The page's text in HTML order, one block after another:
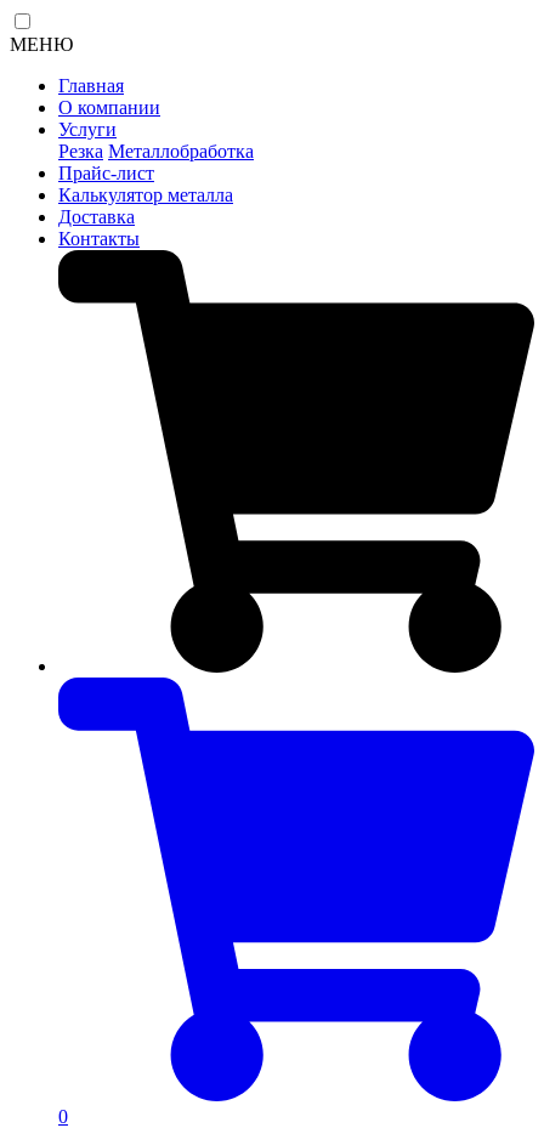
МЕНЮ
Главная
О компании
Услуги
Резка Металлобработка
Прайс-лист
Калькулятор металла
Доставка
Контакты
0